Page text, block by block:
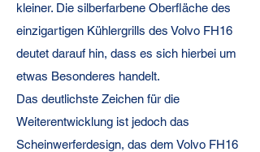
kleiner. Die silberfarbene Oberfläche des
einzigartigen Kühlergrills des Volvo FH16
deutet darauf hin, dass es sich hierbei um
etwas Besonderes handelt.
Das deutlichste Zeichen für die
Weiterentwicklung ist jedoch das
Scheinwerferdesign, das dem Volvo FH16